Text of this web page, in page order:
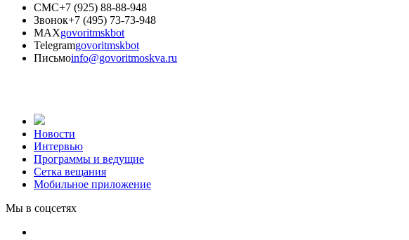
СМС+7 (925) 88-88-948
Звонок+7 (495) 73-73-948
MAXgovoritmskbot
Telegramgovoritmskbot
Письмоinfo@govoritmoskva.ru
Новости
Интервью
Программы и ведущие
Сетка вещания
Мобильное приложение
Мы в соцсетях